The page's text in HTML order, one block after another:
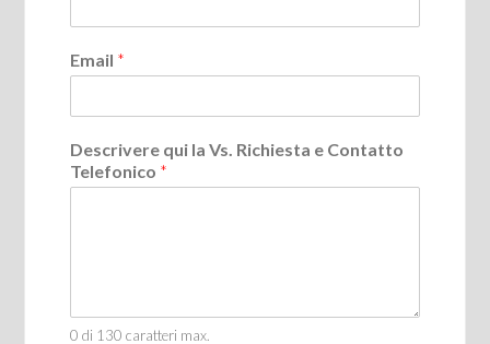
Email *
Descrivere qui la Vs. Richiesta e Contatto
Telefonico *
0 di 130 caratteri max.